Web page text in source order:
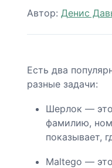
Автор: Денис
Есть два
разные задачи:
Шерлок —
фамилию,
показывает,
Maltego —